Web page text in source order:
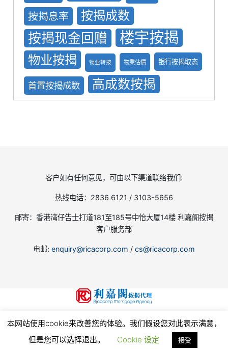
按揭息率 按揭成数
按揭现金回赠 楼宇按揭
物业按揭 物业转按 物業估價 银行按揭取态
首置按揭成数 高成数按揭
客户如有任何意见，可由以下渠道联络我们:
热线电话：2836 6121 / 3103-5656
邮寄：香港湾仔告士打道181至185号中怡大厦14楼 利嘉阁按揭
客户服务部
电邮: enquiry@ricacorp.com / cs@ricacorp.com
地产代理（公司）牌照号码:C-002504
© 2026利嘉閣按揭代理有限公司 Ricacorp Mortgage Agency Limited, all rights reserved.使
本网站使用cookie来改善您的体验。我们假设您对此表示满意，
但是您可以选择退出。
Cookie 设定 接受